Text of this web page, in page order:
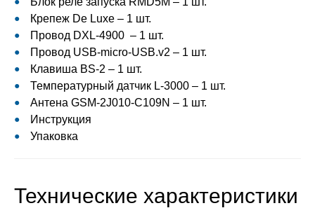
Крепеж De Luxe – 1 шт.
Провод DXL-4900 – 1 шт.
Провод USB-micro-USB.v2 – 1 шт.
Клавиша BS-2 – 1 шт.
Температурный датчик L-3000 – 1 шт.
Антена GSM-2J010-C109N – 1 шт.
Инструкция
Упаковка
Технические характеристики